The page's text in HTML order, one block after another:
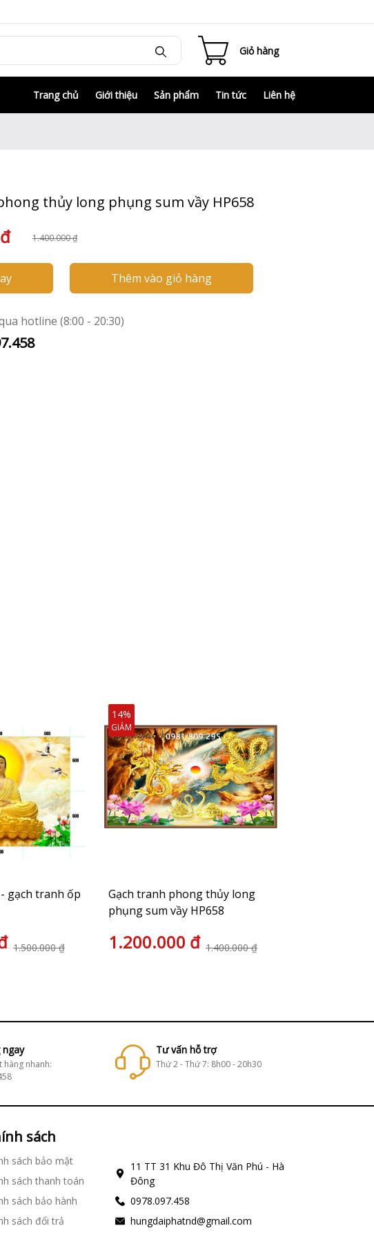
Giỏ hàng
Trang chủ Giới thiệu Sản phẩm Tin tức Liên hệ
thủy long phụng sum vầy HP658
1.400.000 ₫
Thêm vào giỏ hàng
hotline (8:00 - 20:30)
gạch tranh ốp
1.500.000 ₫
Gạch tranh phong thủy long
phụng sum vầy HP658
1.200.000 đ 1.400.000 ₫
14%
GIẢM
hàng nhanh:
Tư vấn hỗ trợ
Thứ 2 - Thứ 7: 8h00 - 20h30
sách
sách bảo mật
sách thanh toán
sách bảo hành
sách đổi trả
11 TT 31 Khu Đô Thị Văn Phú - Hà
Đông
0978.097.458
hungdaiphatnd@gmail.com